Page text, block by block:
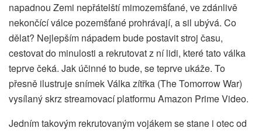
napadnou Zemi nepřátelští mimozemšťané, ve zdánlivě
nekončící válce pozemšťané prohrávají, a sil ubývá. Co
dělat? Nejlepším nápadem bude postavit stroj času,
cestovat do minulosti a rekrutovat z ní lidi, které tato válka
teprve čeká. Jak účinné to bude, se teprve ukáže. To
přesně ilustruje snímek Válka zítřka (The Tomorrow War)
vysílaný skrz streamovací platformu Amazon Prime Video.
Jedním takovým rekrutovaným vojákem se stane i otec od